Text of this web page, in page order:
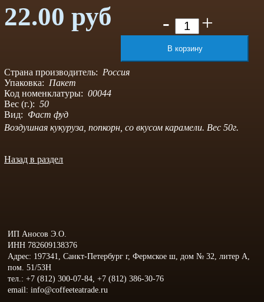
22.00 руб - +
Страна производитель: Россия
Упаковка: Пакет
Код номенклатуры: 00044
Вес (г.): 50
Вид: Фаст фуд
Воздушная кукуруза, попкорн, со вкусом карамели. Вес 50г.
Назад в раздел
ИП Аносов Э.О.
ИНН 782609138376
Адрес: 197341, Санкт-Петербург г, Фермское ш, дом № 32, литер А,
пом. 51/53Н
тел.: +7 (812) 300-07-84, +7 (812) 386-30-76
email: info@coffeeteatrade.ru